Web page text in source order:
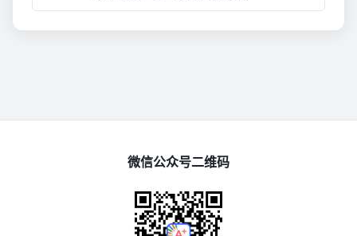
微信公众号二维码